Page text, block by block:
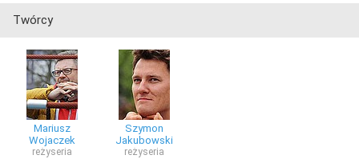
Twórcy
Mariusz
Wojaczek
reżyseria
Szymon
Jakubowski
reżyseria